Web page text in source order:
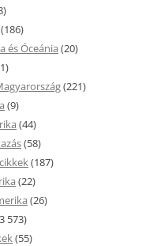
(186)
és Óceánia (20)
(221)
(9)
(44)
(58)
(187)
(22)
(26)
573)
(55)